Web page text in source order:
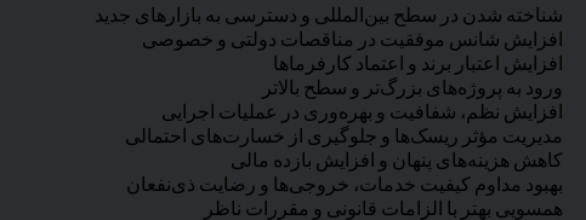
شناخته شدن در سطح بین‌المللی و دسترسی به بازارهای جدید
افزایش شانس موفقیت در مناقصات دولتی و خصوصی
افزایش اعتبار برند و اعتماد کارفرماها
ورود به پروژه‌های بزرگ‌تر و سطح بالاتر
افزایش نظم، شفافیت و بهره‌وری در عملیات اجرایی
مدیریت مؤثر ریسک‌ها و جلوگیری از خسارت‌های احتمالی
کاهش هزینه‌های پنهان و افزایش بازده مالی
بهبود مداوم کیفیت خدمات، خروجی‌ها و رضایت ذی‌نفعان
همسویی بهتر با الزامات قانونی و مقررات ناظر